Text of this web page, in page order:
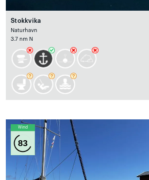
Stokkvika
Naturhavn
3.7 nm N
Wind
83